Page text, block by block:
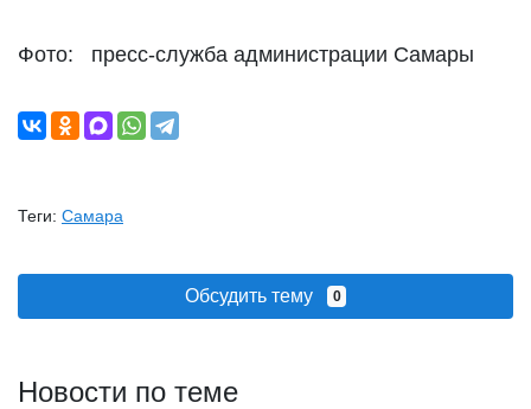
Фото: пресс-служба администрации Самары
Теги: Самара
Обсудить тему 0
Новости по теме